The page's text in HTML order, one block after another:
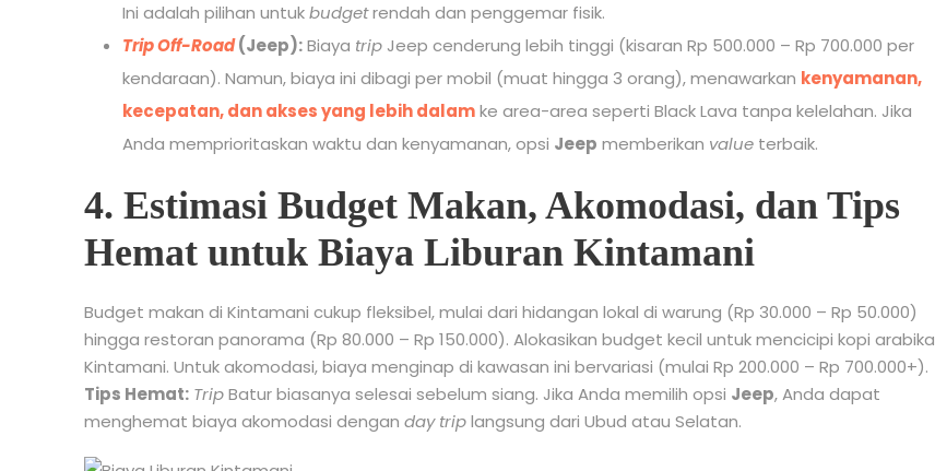
Ini adalah pilihan untukbudgetrendah dan penggemar fisik.
Trip Off-Road(Jeep):Biaya trip Jeep cenderung lebih tinggi (kisaran Rp 500.000 – Rp 700.000 per
kendaraan). Namun, biaya ini dibagi per mobil (muat hingga 3 orang), menawarkan kenyamanan,
kecepatan, dan akses yang lebih dalamke area-area seperti Black Lava tanpa kelelahan. Jika
Anda memprioritaskan waktu dan kenyamanan, opsi Jeep memberikan value terbaik.
4. Estimasi Budget Makan, Akomodasi, dan Tips
Hemat untuk Biaya Liburan Kintamani
Budget makan di Kintamani cukup fleksibel, mulai dari hidangan lokal di warung (Rp 30.000 – Rp 50.000)
hingga restoran panorama (Rp 80.000 – Rp 150.000). Alokasikan budget kecil untuk mencicipi kopi arabika
Kintamani. Untuk akomodasi, biaya menginap di kawasan ini bervariasi (mulai Rp 200.000 – Rp 700.000+).
Tips Hemat: TripBatur biasanya selesai sebelum siang. Jika Anda memilih opsi Jeep, Anda dapat
menghemat biaya akomodasi dengan day triplangsung dari Ubud atau Selatan.